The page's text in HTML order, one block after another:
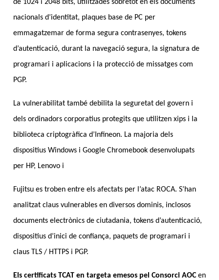
de 1024 i 2048 bits, utilitzades sobretot en els documents
nacionals d’identitat, plaques base de PC per
emmagatzemar de forma segura contrasenyes, tokens
d’autenticació, durant la navegació segura, la signatura de
programari i aplicacions i la protecció de missatges com
PGP.
La vulnerabilitat també debilita la seguretat del govern i
dels ordinadors corporatius protegits que utilitzen xips i la
biblioteca criptogràfica d’Infineon. La majoria dels
dispositius Windows i Google Chromebook desenvolupats
per HP, Lenovo i
Fujitsu es troben entre els afectats per l’atac ROCA. S’han
analitzat claus vulnerables en diversos dominis, inclosos
documents electrònics de ciutadania, tokens d’autenticació,
dispositius d’inici de confiança, paquets de programari i
claus TLS / HTTPS i PGP.
Els certificats TCAT en targeta emesos pel Consorci AOCen